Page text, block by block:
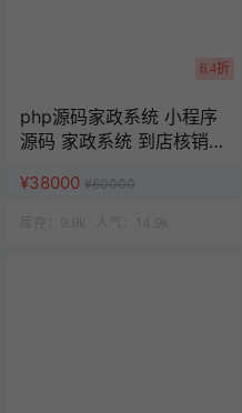
6.4折
php源码家政系统 小程序
源码 家政系统 到店核销系
¥38000 ¥60000